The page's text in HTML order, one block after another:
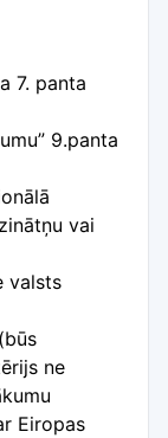
7. panta
9.panta
vai
valsts
ne
Eiropas